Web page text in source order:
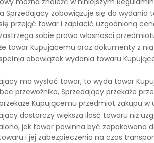
Sprzedający zobowiązuje się do
przejąć towar i zapłacić uzgodnioną
sobie prawo własności
towar Kupującemu oraz dokumenty z
obowiązek wydania towaru
ma wysłać towar, to wyda towar
przewoźnika, Sprzedający przekaże
Kupującemu przedmiot zakupu w
dostarczy większą ilość towaru niż
jak towar powinna być zapakowana
i jej zabezpieczenia na czas